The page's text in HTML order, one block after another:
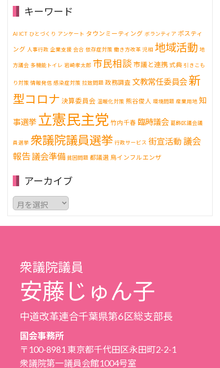
キーワード
AI ICT ひとづくり アンケート タウンミーティング ボランティア ポスティ
ング 人事行政 企業支援 会合 依存症対策 働き方改革 児相 地域活動 地
方議会 多機能トイレ 岩崎孝太郎 市民相談 市議と連携 式典 引きこも
り対策 情報発信 感染症対策 拉致問題 政務調査 文教常任委員会 新
型コロナ 決算委員会 温暖化対策 熊谷俊人 環境問題 産業用地 知
事選挙 立憲民主党 竹内千春 臨時議会 葛飾区議会議
員選挙 衆議院議員選挙 行政サービス 街宣活動 議会
報告議会準備 貧困問題 都議選 鳥インフルエンザ
アーカイブ
ア
ー
カ
イ
衆議院議員
安藤じゅん子
中道改革連合千葉県第6区総支部長
国会事務所
〒100-8981 東京都千代田区永田町2-2-1
衆議院第一議員会館1004号室